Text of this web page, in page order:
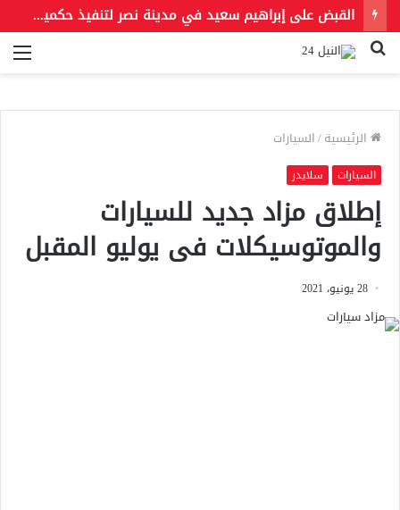
القبض على إبراهيم سعيد في مدينة نصر لتنفيذ حكمين قضائيين بـ460 ألف جنيه في قضايا نفقة
بحث
الرئيسية/السيارات
السيارات سلايدر
إطلاق مزاد جديد للسيارات
والموتوسيكلات فى يوليو المقبل
28 يونيو، 2021